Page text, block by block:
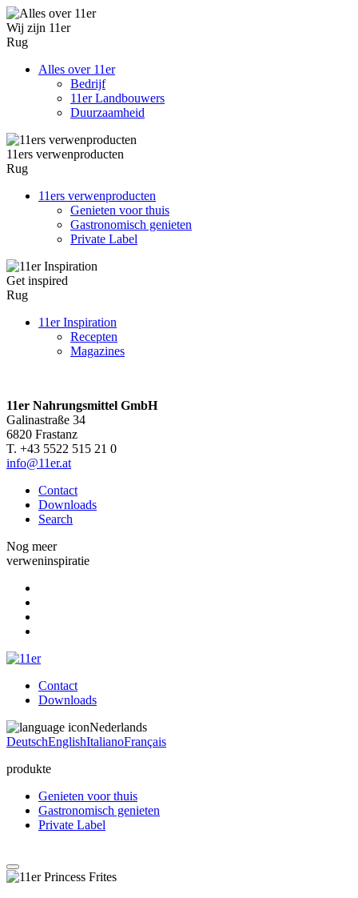
Wij zijn 11er
Rug
Alles over 11er
Bedrijf
11er Landbouwers
Duurzaamheid
11ers verwenproducten
Rug
11ers verwenproducten
Genieten voor thuis
Gastronomisch genieten
Private Label
Get inspired
Rug
11er Inspiration
Recepten
Magazines
11er Nahrungsmittel GmbH
Galinastraße 34
6820 Frastanz
T. +43 5522 515 21 0
info@11er.at
Contact
Downloads
Search
Nog meer
verweninspiratie
Contact
Downloads
Nederlands
DeutschEnglishItalianoFrançais
produkte
Genieten voor thuis
Gastronomisch genieten
Private Label